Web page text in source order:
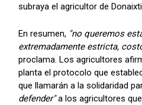
subraya el agricultor de
En resumen, "no queremos
extremadamente estricta,
proclama. Los agricultores
planta el protocolo que
que llamarán a la solidaridad
defender"a los agricultores